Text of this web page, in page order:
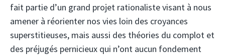
fait partie d’un grand projet rationaliste visant à nous
amener à réorienter nos vies loin des croyances
superstitieuses, mais aussi des théories du complot et
des préjugés pernicieux qui n’ont aucun fondement